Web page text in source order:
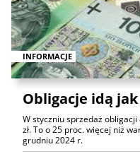
INFORMACJE
Obligacje idą
W styczniu sprzedaż
zł. To o 25 proc. więcej niż
grudniu 2024 r.